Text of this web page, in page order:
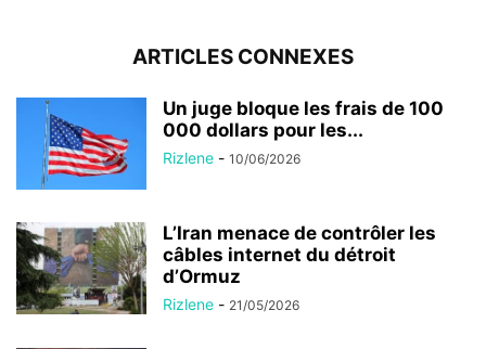
ARTICLES CONNEXES
Un juge bloque les frais de 100
000 dollars pour les...
Rizlene - 10/06/2026
L’Iran menace de contrôler les
câbles internet du détroit
d’Ormuz
Rizlene - 21/05/2026